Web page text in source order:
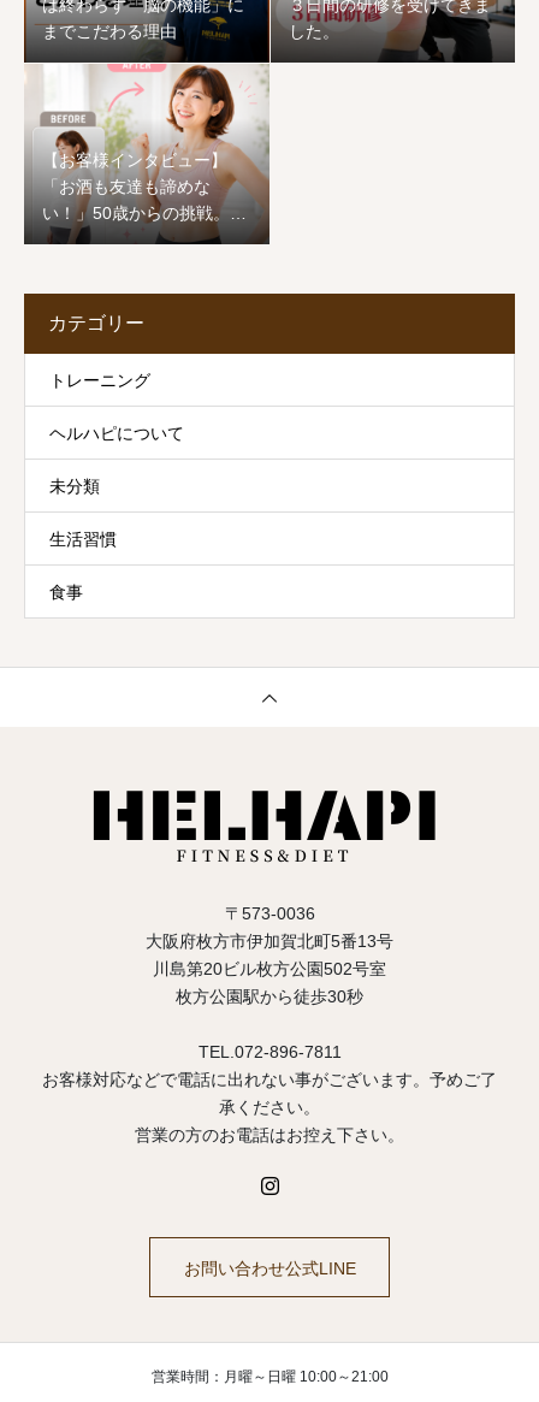
は終わらず「脳の機能」に
までこだわる理由
３日間の研修を受けてきま
した。
【お客様インタビュー】
「お酒も友達も諦めな
い！」50歳からの挑戦。1
ヶ月でワンサイズ下の服が
まれ変わった恵子様のスト
ーリー
カテゴリー
トレーニング
ヘルハピについて
未分類
生活習慣
食事
〒573-0036
大阪府枚方市伊加賀北町5番13号
川島第20ビル枚方公園502号室
枚方公園駅から徒歩30秒
TEL.072-896-7811
お客様対応などで電話に出れない事がございます。予めご了
承ください。
営業の方のお電話はお控え下さい。
お問い合わせ公式LINE
営業時間：月曜～日曜 10:00～21:00